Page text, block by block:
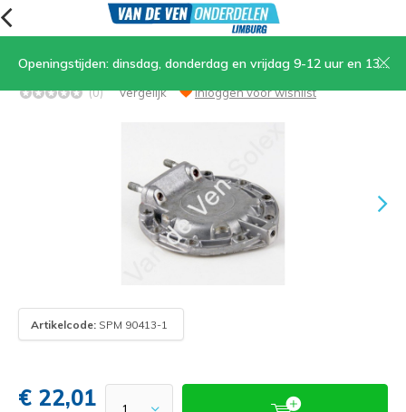
Openingstijden: dinsdag, donderdag en vrijdag 9-12 uur en 13.30-17 uur, zaterdag 9-12 uur
29. Carterdeksel (alleen gebruikt)
(0) Vergelijk Inloggen voor wishlist
Artikelcode: SPM 90413-1
€ 22,01